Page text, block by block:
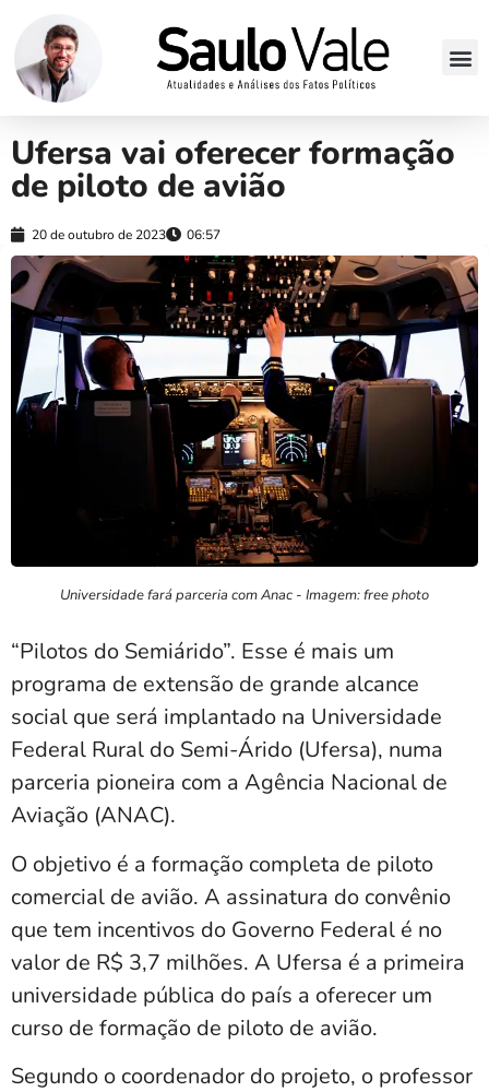
Ufersa vai oferecer formação
de piloto de avião
20 de outubro de 2023 06:57
Universidade fará parceria com Anac - Imagem: free photo
“Pilotos do Semiárido”. Esse é mais um
programa de extensão de grande alcance
social que será implantado na Universidade
Federal Rural do Semi-Árido (Ufersa), numa
parceria pioneira com a Agência Nacional de
Aviação (ANAC).
O objetivo é a formação completa de piloto
comercial de avião. A assinatura do convênio
que tem incentivos do Governo Federal é no
valor de R$ 3,7 milhões. A Ufersa é a primeira
universidade pública do país a oferecer um
curso de formação de piloto de avião.
Segundo o coordenador do projeto, o professor